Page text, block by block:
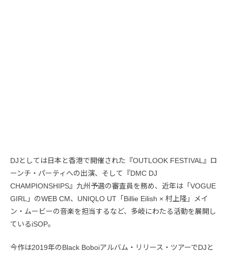
DJとしては日本と香港で開催された『OUTLOOK FESTIVAL』ロ
ーンチ・パーティへの出演、そして『DMC DJ
CHAMPIONSHIPS』九州予選の審査員を務め、近年は「VOGUE
GIRL」のWEB CM、UNIQLO UT「Billie Eilish × 村上隆」メイ
ン・ムービーの音楽を担当するなど、多岐にわたる活動を展開し
ているiSOP。
今作は2019年のBlack Boboiアルバム・リリース・ツアーでDJと